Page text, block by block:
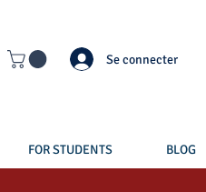
Se connecter
FOR STUDENTS BLOG